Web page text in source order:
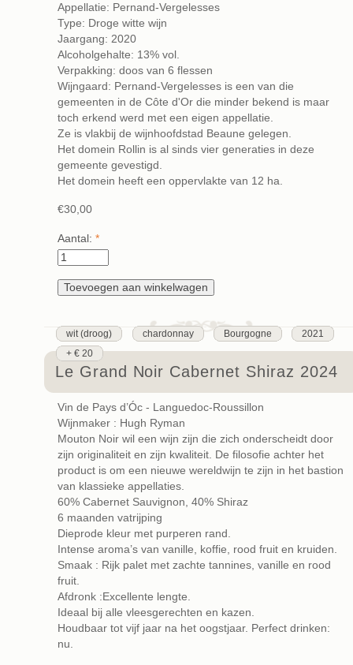
Appellatie: Pernand-Vergelesses
Type: Droge witte wijn
Jaargang: 2020
Alcoholgehalte: 13% vol.
Verpakking: doos van 6 flessen
Wijngaard: Pernand-Vergelesses is een van die
gemeenten in de Côte d'Or die minder bekend is maar
toch erkend werd met een eigen appellatie.
Ze is vlakbij de wijnhoofdstad Beaune gelegen.
Het domein Rollin is al sinds vier generaties in deze
gemeente gevestigd.
Het domein heeft een oppervlakte van 12 ha.
€30,00
Aantal: *
wit (droog) chardonnay Bourgogne
2021
+ € 20
Le Grand Noir Cabernet Shiraz 2024
Vin de Pays d’Óc - Languedoc-Roussillon
Wijnmaker : Hugh Ryman
Mouton Noir wil een wijn zijn die zich onderscheidt door
zijn originaliteit en zijn kwaliteit. De filosofie achter het
product is om een nieuwe wereldwijn te zijn in het bastion
van klassieke appellaties.
60% Cabernet Sauvignon, 40% Shiraz
6 maanden vatrijping
Dieprode kleur met purperen rand.
Intense aroma’s van vanille, koffie, rood fruit en kruiden.
Smaak : Rijk palet met zachte tannines, vanille en rood
fruit.
Afdronk :Excellente lengte.
Ideaal bij alle vleesgerechten en kazen.
Houdbaar tot vijf jaar na het oogstjaar. Perfect drinken:
nu.